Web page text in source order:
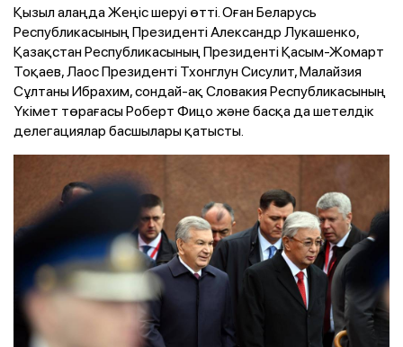
Қызыл алаңда Жеңіс шеруі өтті. Оған Беларусь
Республикасының Президенті Александр Лукашенко,
Қазақстан Республикасының Президенті Қасым-Жомарт
Тоқаев, Лаос Президенті Тхонглун Сисулит, Малайзия
Сұлтаны Ибрахим, сондай-ақ Словакия Республикасының
Үкімет төрағасы Роберт Фицо және басқа да шетелдік
делегациялар басшылары қатысты.